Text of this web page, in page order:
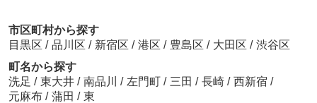
市区町村から探す
目黒区 / 品川区 / 新宿区 / 港区 / 豊島区 / 大田区 / 渋谷区
町名から探す
洗足 / 東大井 / 南品川 / 左門町 / 三田 / 長崎 / 西新宿 /
元麻布 / 蒲田 / 東